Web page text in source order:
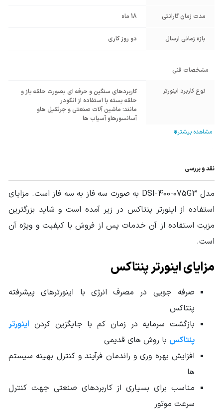
مدت زمان گارانتی 18 ماه
بازه زمانی ارسال دو روز کاری
مشخصات فنی
نوع کاربرد اینورتر
کاربردهای سنگین و حرفه ای بصورت حلقه باز و
حلقه بسته با استفاده از انکودر
مانند: ماشین آلات صنعتی و جرثقیل هاو
آسانسورهاو آسیاب ها
کلید توسط کابل
ولتاژ ورودی 380 ولت - برق سه فاز
نوع اتصال اینورتر سه فاز به سه فاز DSI-400
ابعاد mm (طول-
عرض-ارتفاع)
سایر مشخصات
کاربردهای سنگین
دارای کی پد جدا شونده
مد کنترل PID پیشرفته
شبکه ارتباطی مدباس 485RS
دارای چهار شتاب مختلف
نقد و بررسی
مدل DSI-400-075G3 به صورت سه فاز به سه فاز است. مزایای
استفاده از اینورتر پنتاکس در زیر آمده است و شاید بزرگترین
مزیت استفاده از آن خدمات پس از فروش با کیفیت و ویژه آن
است.
مزایای اینورتر پنتاکس
صرفه جویی در مصرف انرژی با اینورترهای پیشرفته
پنتاکس
بازگشت سرمایه در زمان کم با جایگزین کردن اینورتر
پنتاکس با روش های قدیمی
افزایش بهره وری و راندمان فرآیند و کنترل بهینه سیستم
ها
مناسب برای بسیاری از کاربردهای صنعتی جهت کنترل
سرعت موتور